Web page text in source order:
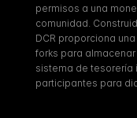
permisos a una
comunidad.
DCR proporciona
forks para
sistema de tesorería
participantes para